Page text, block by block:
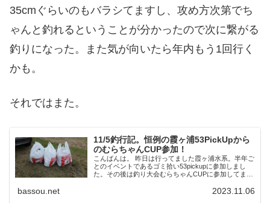
35cmぐらいのもバラシてますし、攻め方次第でち
ゃんと釣れるということが分かったので次に繋がる
釣りになった。また気が向いたら年内もう1回行く
かも。
それではまた。
11/5釣行記。恒例の霞ヶ浦53PickUpから
のむらちゃんCUP参加！
こんばんは。 昨日は行ってました霞ヶ浦水系。半年ご
とのイベントであるゴミ拾い53pickupに参加しまし
た。その後は釣り大会むらちゃんCUPに参加してまし
bassou.net 2023.11.06